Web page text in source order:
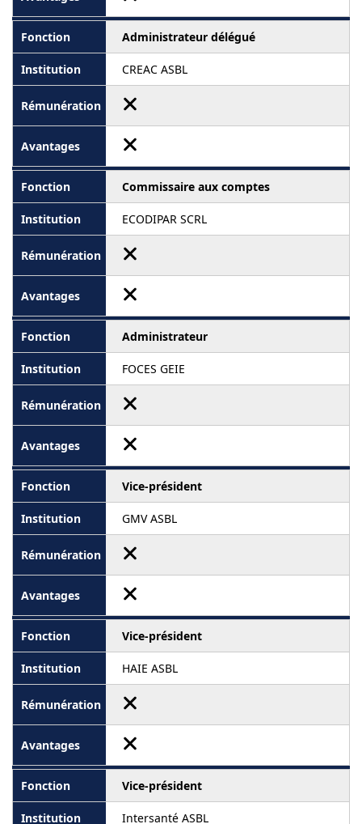
Administrateur délégué
CREAC ASBL
Commissaire aux comptes
ECODIPAR SCRL
Administrateur
FOCES GEIE
Vice-président
GMV ASBL
Vice-président
HAIE ASBL
Vice-président
Intersanté ASBL